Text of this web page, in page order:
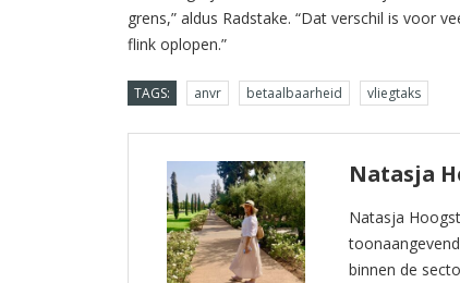
grens,” aldus Radstake. “Dat verschil is voor
flink oplopen.”
TAGS: anvr betaalbaarheid vliegtaks
Natasja
Natasja
binnen de